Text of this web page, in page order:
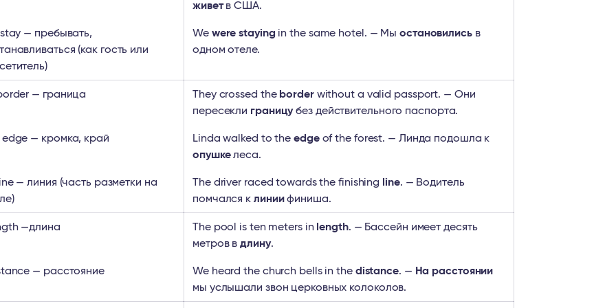
живетв США.
— пребывать,
(как гость или
We were staying in the same hotel. — Мыостановилисьв
одном отеле.
— граница They crossed the borderwithout a valid passport. — Они
пересекли границубез действительного паспорта.
edge — кромка, край Linda walked to the edgeof the forest. — Линда подошла к
опушкелеса.
— линия (часть разметки на
The driver raced towards the finishing line. — Водитель
помчался к линиифиниша.
—длина The pool is ten meters in length. — Бассейн имеет десять
метров вдлину.
— расстояние We heard the church bells in the distance. — На расстоянии
мы услышали звон церковных колоколов.